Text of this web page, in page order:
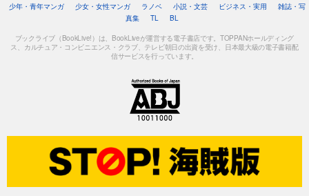
少年・青年マンガ
少女・女性マンガ ラノベ 小説・文芸 ビジネス・実用
雑誌・写
真集
TL BL
ブックライブ（BookLive!）は、BookLiveが運営する電子書店です。TOPPANホールディング
ス、カルチュア・コンビニエンス・クラブ、テレビ朝日の出資を受け、日本最大級の電子書籍配
信サービスを行っています。